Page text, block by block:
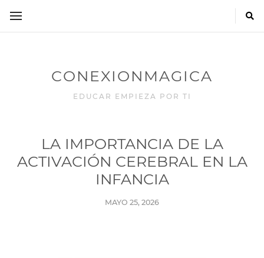
CONEXIONMAGICA
EDUCAR EMPIEZA POR TI
LA IMPORTANCIA DE LA
ACTIVACIÓN CEREBRAL EN LA
INFANCIA
MAYO 25, 2026